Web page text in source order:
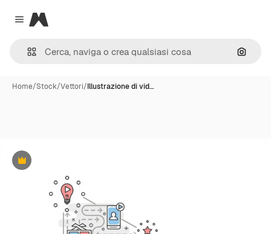
Close menu
Magnific
Cerca
Home/Stock/Vettori/Illustrazione di vid…
Premium